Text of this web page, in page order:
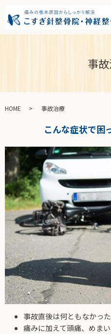
事
HOME 事故治療
こんな症状で困
事故直後は何ともなかっ
痛みに加えて頭痛、めま